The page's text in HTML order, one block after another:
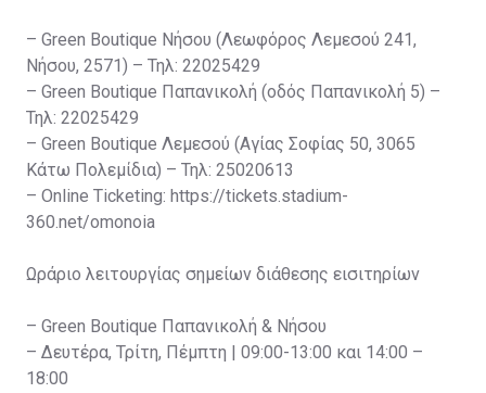
– Green Boutique Νήσου (Λεωφόρος Λεμεσού 241,
Νήσου, 2571) – Τηλ: 22025429
– Green Boutique Παπανικολή (οδός Παπανικολή 5) –
Τηλ: 22025429
– Green Boutique Λεμεσού (Αγίας Σοφίας 50, 3065
Κάτω Πολεμίδια) – Τηλ: 25020613
– Online Ticketing: https://tickets.stadium-
360.net/omonoia
Ωράριο λειτουργίας σημείων διάθεσης εισιτηρίων
– Green Boutique Παπανικολή & Νήσου
– Δευτέρα, Τρίτη, Πέμπτη | 09:00-13:00 και 14:00 –
18:00